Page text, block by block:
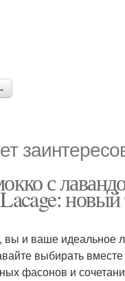
с
новый
и ваше идеальное
выбирать
фасонов и